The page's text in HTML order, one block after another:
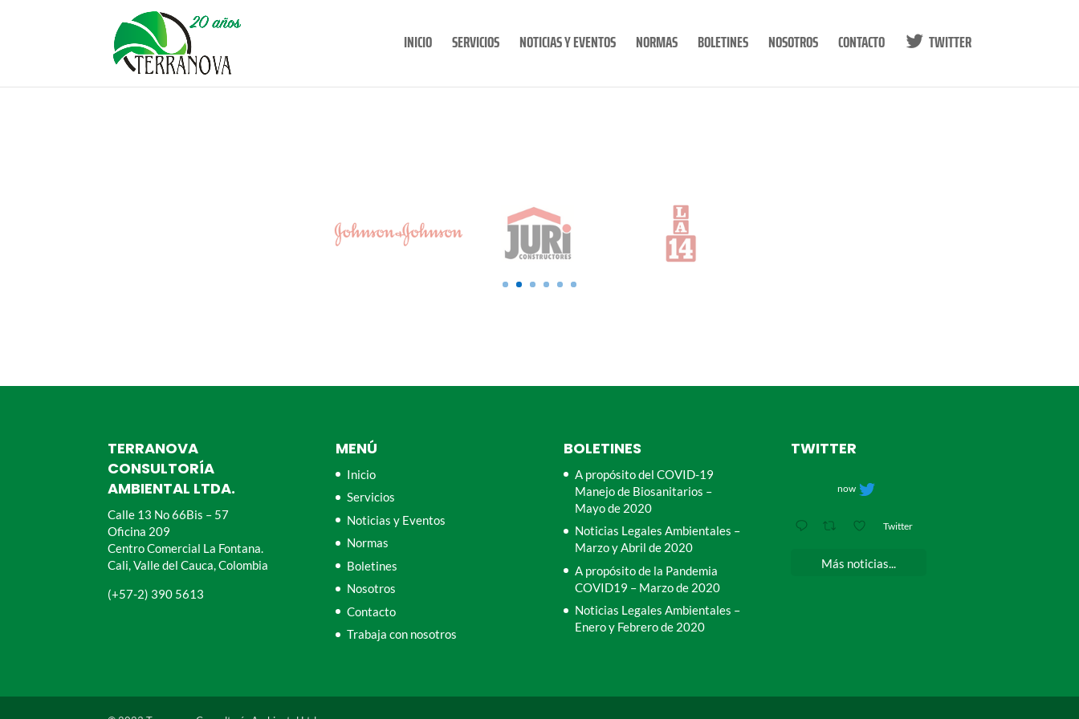
INICIO SERVICIOS NOTICIAS Y EVENTOS NORMAS BOLETINES NOSOTROS CONTACTO TWITTER
TERRANOVA
CONSULTORÍA
AMBIENTAL LTDA.
Calle 13 No 66Bis – 57
Oficina 209
Centro Comercial La Fontana.
Cali, Valle del Cauca, Colombia
(+57-2) 390 5613
MENÚ
Inicio
Servicios
Noticias y Eventos
Normas
Boletines
Nosotros
Contacto
Trabaja con nosotros
BOLETINES
A propósito del COVID-19
Manejo de Biosanitarios –
Mayo de 2020
Noticias Legales Ambientales –
Marzo y Abril de 2020
A propósito de la Pandemia
COVID19 – Marzo de 2020
Noticias Legales Ambientales –
Enero y Febrero de 2020
TWITTER
now
Twitter
Más noticias...